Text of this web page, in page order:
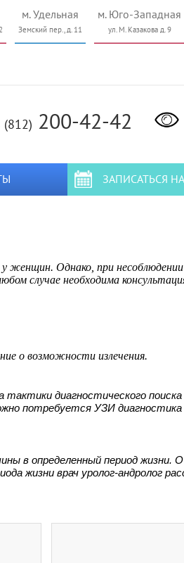
м. Удельная
Земский пер., д. 11
м. Юго-Западная
ул. М. Казакова д. 9
(812) 200-42-42
ЗАПИСАТЬСЯ
женщин. Однако, при
случае необходима
о возможности излечения.
диагностического
потребуется УЗИ диагностика
в определенный период жизни. О
жизни врач уролог-андролог